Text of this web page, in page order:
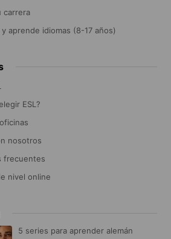
carrera
aprende idiomas (8-17 años)
ESL?
nosotros
frecuentes
nivel online
5 series para aprender alemán